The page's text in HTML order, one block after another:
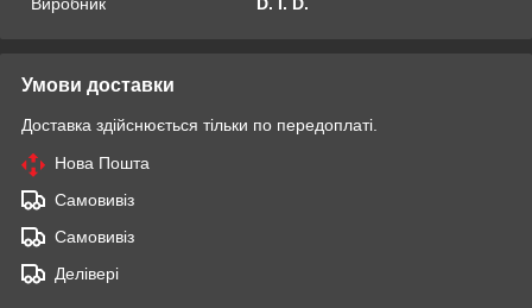
Умови доставки
Доставка здійснюється тільки по передоплаті.
Нова Пошта
Самовивіз
Самовивіз
Делівері